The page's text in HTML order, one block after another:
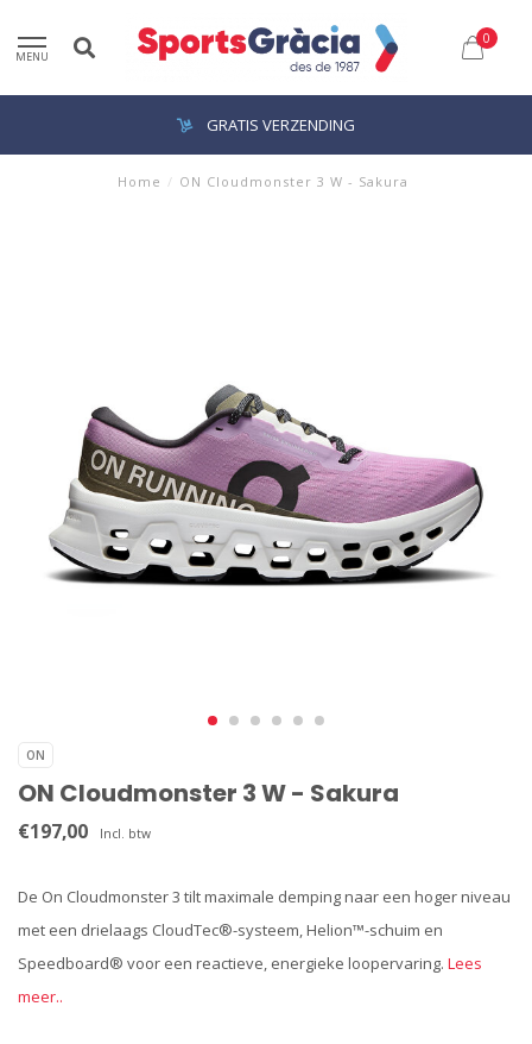
MENU
0
GRATIS VERZENDING
Home / ON Cloudmonster 3 W - Sakura
ON
ON Cloudmonster 3 W - Sakura
€197,00 Incl. btw
De On Cloudmonster 3 tilt maximale demping naar een hoger niveau
met een drielaags CloudTec®-systeem, Helion™-schuim en
Speedboard® voor een reactieve, energieke loopervaring. Lees
meer..